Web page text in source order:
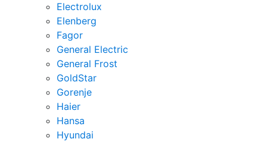
Electrolux
Elenberg
Fagor
General Electric
General Frost
GoldStar
Gorenje
Haier
Hansa
Hyundai